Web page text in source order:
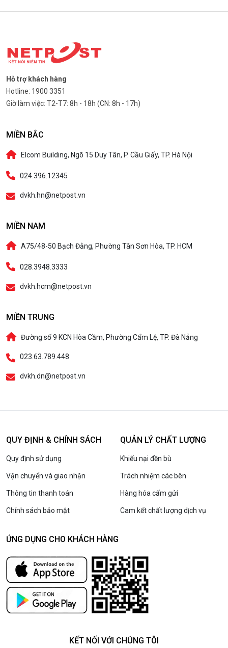
Hỗ trợ khách hàng
Hotline: 1900 3351
Giờ làm việc: T2-T7: 8h - 18h (CN: 8h - 17h)
MIỀN BẮC
Elcom Building, Ngõ 15 Duy Tân, P. Cầu Giấy, TP. Hà Nội
024.396.12345
dvkh.hn@netpost.vn
MIỀN NAM
A75/48-50 Bạch Đằng, Phường Tân Sơn Hòa, TP. HCM
028.3948.3333
dvkh.hcm@netpost.vn
MIỀN TRUNG
Đường số 9 KCN Hòa Cầm, Phường Cẩm Lệ, TP. Đà Nẵng
023.63.789.448
dvkh.dn@netpost.vn
QUY ĐỊNH & CHÍNH SÁCH
Quy định sử dụng
Vận chuyển và giao nhận
Thông tin thanh toán
Chính sách bảo mật
QUẢN LÝ CHẤT LƯỢNG
Khiếu nại đền bù
Trách nhiệm các bên
Hàng hóa cấm gửi
Cam kết chất lượng dịch vụ
ỨNG DỤNG CHO KHÁCH HÀNG
KẾT NỐI VỚI CHÚNG TÔI